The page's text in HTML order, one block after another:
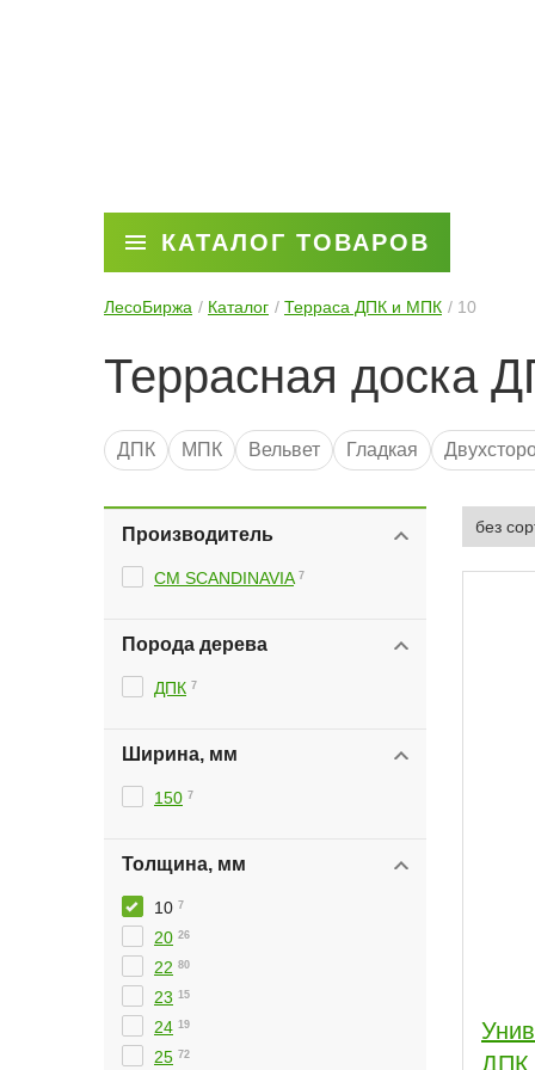
КАТАЛОГ ТОВАРОВ
ЛесоБиржа Каталог Терраса ДПК и МПК 10
Террасная доска
ДПК МПК Вельвет Гладкая
Производитель
CM SCANDINAVIA 7
Порода дерева
ДПК 7
Ширина, мм
150 7
Толщина, мм
10 7
11 1
18 3
20 26
21 8
22 80
23 15
24 19
25 72
ДПК